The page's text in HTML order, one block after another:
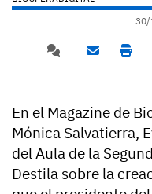
30/
En el Magazine de
Mónica Salvatierra,
del Aula de la
Destila sobre la